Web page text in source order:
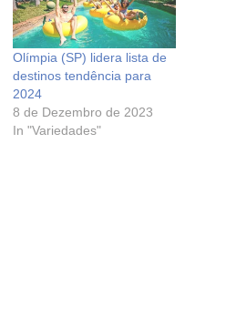
Olímpia (SP) lidera lista de
destinos tendência para
2024
8 de Dezembro de 2023
In "Variedades"